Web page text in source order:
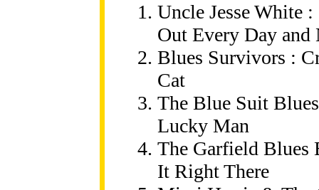
Uncle Jesse White :
Out Every Day and
Blues Survivors :
Cat
The Blue Suit
Lucky Man
The Garfield Blues
It Right There